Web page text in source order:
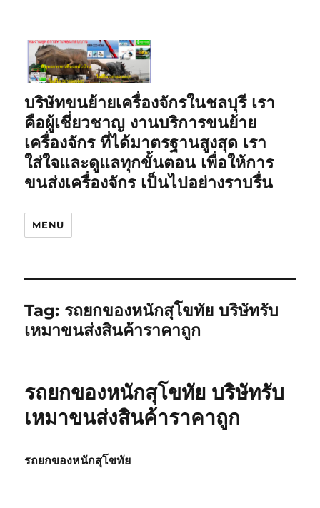
บริษัทขนย้ายเครื่องจักรในชลบุรี เรา
คือผู้เชี่ยวชาญ งานบริการขนย้าย
เครื่องจักร ที่ได้มาตรฐานสูงสุด เรา
ใส่ใจและดูแลทุกขั้นตอน เพื่อให้การ
ขนส่งเครื่องจักร เป็นไปอย่างราบรื่น
MENU
Tag: รถยกของหนักสุโขทัย บริษัทรับ
เหมาขนส่งสินค้าราคาถูก
รถยกของหนักสุโขทัย บริษัทรับ
เหมาขนส่งสินค้าราคาถูก
รถยกของหนักสุโขทัย